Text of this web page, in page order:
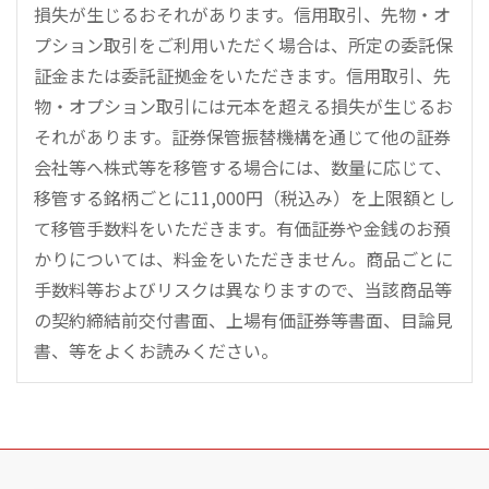
損失が生じるおそれがあります。信用取引、先物・オ
プション取引をご利用いただく場合は、所定の委託保
証金または委託証拠金をいただきます。信用取引、先
物・オプション取引には元本を超える損失が生じるお
それがあります。証券保管振替機構を通じて他の証券
会社等へ株式等を移管する場合には、数量に応じて、
移管する銘柄ごとに11,000円（税込み）を上限額とし
て移管手数料をいただきます。有価証券や金銭のお預
かりについては、料金をいただきません。商品ごとに
手数料等およびリスクは異なりますので、当該商品等
の契約締結前交付書面、上場有価証券等書面、目論見
書、等をよくお読みください。
こ